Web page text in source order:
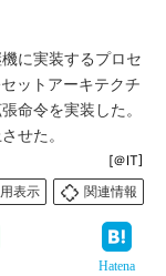
に実装するプロセ
ットアーキテクチ
命令を実装した。
せた。
[＠IT]
表示
関連情報
Hatena